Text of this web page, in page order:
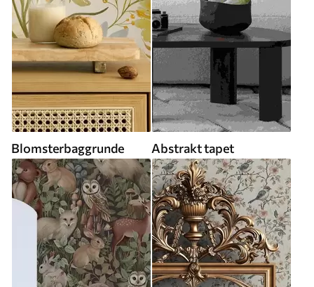
Blomsterbaggrunde Abstrakt tapet